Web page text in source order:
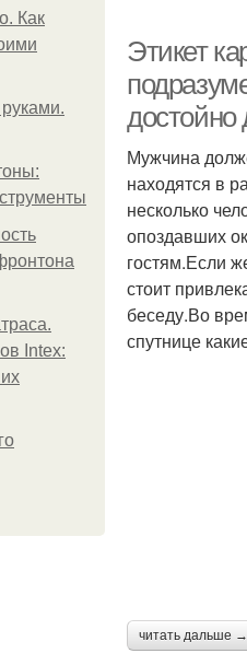
Как
Intex:
Этикет
достойно
Мужчина
находятся в
несколько
опоздавших
гостям.Если
стоит
беседу.Во
спутнице
читать дальше →